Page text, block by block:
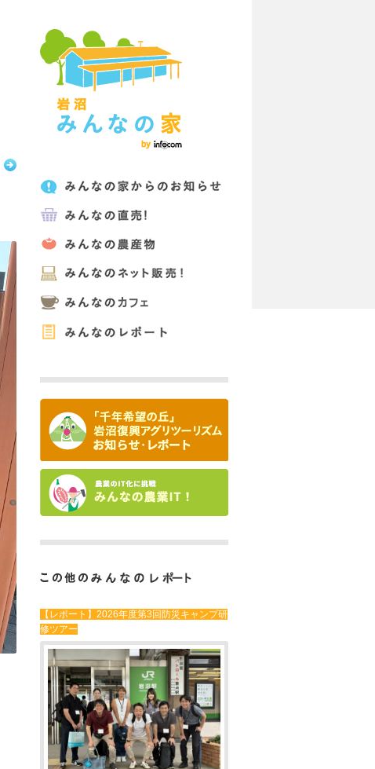
【レポート】2026年度第3回防災キャンプ研
修ツアー